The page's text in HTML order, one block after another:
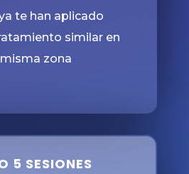
te han aplicado
similar en
zona
5 SESIONES